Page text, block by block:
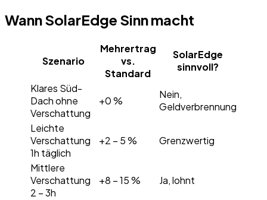
Wann SolarEdge Sinn macht
Szenario
Mehrertrag
vs.
Standard
SolarEdge
sinnvoll?
Klares Süd-
Dach ohne
Verschattung
+0 %
Nein,
Geldverbrennung
Leichte
Verschattung
1h täglich
+2 – 5 % Grenzwertig
Mittlere
Verschattung
2 – 3h
+8 – 15 % Ja, lohnt